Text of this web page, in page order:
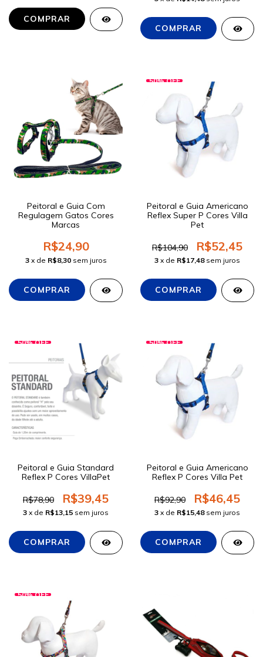
COMPRAR
Peitoral e Guia Com
Regulagem Gatos Cores
Marcas
R$24,90
3 x de R$8,30 sem juros
50%OFF
Peitoral e Guia Americano
Reflex Super P Cores Villa
Pet
R$104,90 R$52,45
3 x de R$17,48 sem juros
50%OFF
Peitoral e Guia Standard
Reflex P Cores VillaPet
R$78,90 R$39,45
3 x de R$13,15 sem juros
50%OFF
Peitoral e Guia Americano
Reflex P Cores Villa Pet
R$92,90 R$46,45
3 x de R$15,48 sem juros
50%OFF